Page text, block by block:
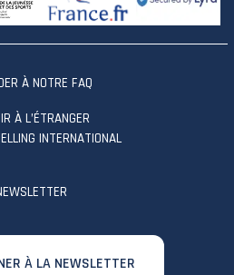
À NOTRE FAQ
À L’ÉTRANGER
INTERNATIONAL
À LA NEWSLETTER